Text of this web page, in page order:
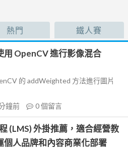
熱門 鐵人賽
用 OpenCV 進行影像混合
的 addWeighted 方法進行圖片
鐘前 0個留言
(LMS) 外掛推薦，適合經營教
個人品牌和內容商業化部署